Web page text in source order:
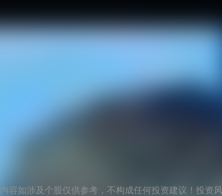
内容如涉及个股仅供参考，不构成任何投资建议！投资